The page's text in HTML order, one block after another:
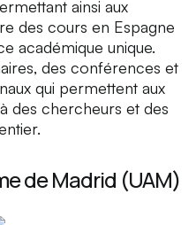
ainsi aux
des cours en Espagne
académique unique.
des conférences et
qui permettent aux
des chercheurs et des
de Madrid (UAM)